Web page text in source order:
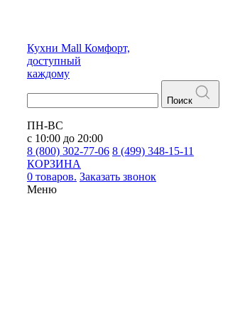
Кухни Mall Комфорт,
доступный
каждому
Поиск
ПН-ВС
с 10:00 до 20:00
8 (800) 302-77-06 8 (499) 348-15-11
КОРЗИНА
0 товаров. Заказать звонок
Меню